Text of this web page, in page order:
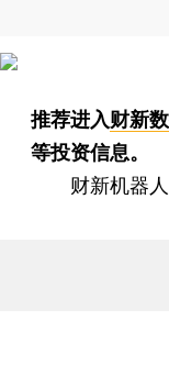
推荐进入财新
等投资信息。
财新机器人